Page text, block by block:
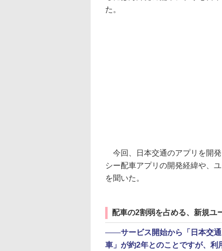
た。
今回、日本交通のアプリを開
シー配車アプリの開発経緯や、
を聞いた。
配車の2割弱を占める、新規ユ
――サービス開始から「日本交
車」が約2年とのことですが、利